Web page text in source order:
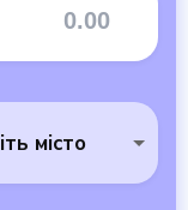
місто